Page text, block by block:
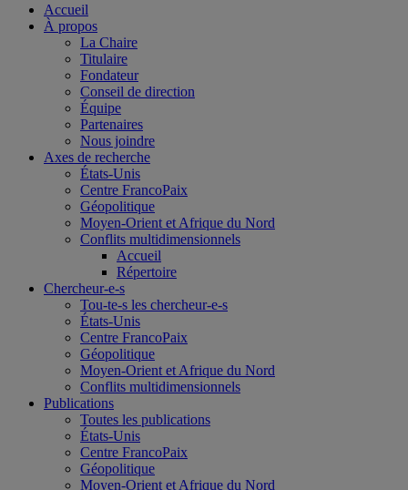
Accueil
À propos
La Chaire
Titulaire
Fondateur
Conseil de direction
Équipe
Partenaires
Nous joindre
Axes de recherche
États-Unis
Centre FrancoPaix
Géopolitique
Moyen-Orient et Afrique du Nord
Conflits multidimensionnels
Accueil
Répertoire
Chercheur-e-s
Tou-te-s les chercheur-e-s
États-Unis
Centre FrancoPaix
Géopolitique
Moyen-Orient et Afrique du Nord
Conflits multidimensionnels
Publications
Toutes les publications
États-Unis
Centre FrancoPaix
Géopolitique
Moyen-Orient et Afrique du Nord